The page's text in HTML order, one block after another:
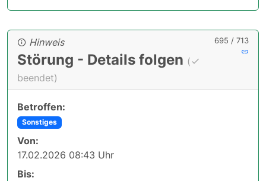
695 / 713
Hinweis
Störung - Details folgen (
beendet)
Betroffen:
Sonstiges
Von:
17.02.2026 08:43 Uhr
Bis: